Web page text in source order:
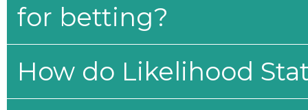
for betting?
How do Likelihood